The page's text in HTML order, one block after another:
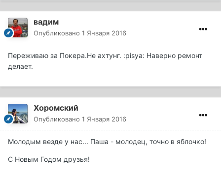
вадим
Опубликовано 1 Января 2016
Переживаю за Покера.Не ахтунг. :pisya: Наверно ремонт
делает.
Хоромский
Опубликовано 1 Января 2016
Молодым везде у нас... Паша - молодец, точно в яблочко!
С Новым Годом друзья!